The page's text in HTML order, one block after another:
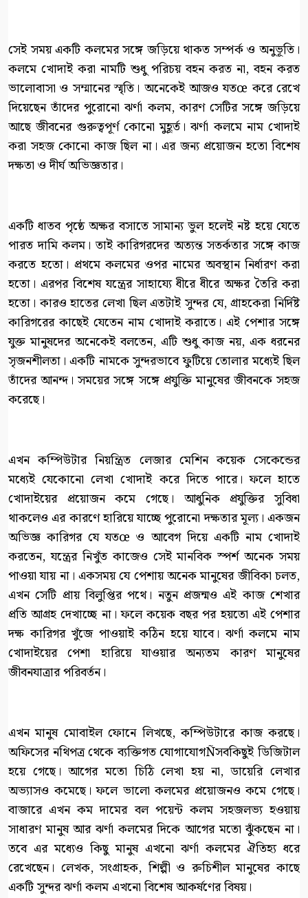
সেই সময় একটি কলমের সঙ্গে জড়িয়ে থাকত সম্পর্ক ও অনুভূতি।
কলমে খোদাই করা নামটি শুধু পরিচয় বহন করত না, বহন করত
ভালোবাসা ও সম্মানের স্মৃতি। অনেকেই আজও যতœ করে রেখে
দিয়েছেন তাঁদের পুরোনো ঝর্ণা কলম, কারণ সেটির সঙ্গে জড়িয়ে
আছে জীবনের গুরুত্বপূর্ণ কোনো মুহূর্ত। ঝর্ণা কলমে নাম খোদাই
করা সহজ কোনো কাজ ছিল না। এর জন্য প্রয়োজন হতো বিশেষ
দক্ষতা ও দীর্ঘ অভিজ্ঞতার।
একটি ধাতব পৃষ্ঠে অক্ষর বসাতে সামান্য ভুল হলেই নষ্ট হয়ে যেতে
পারত দামি কলম। তাই কারিগরদের অত্যন্ত সতর্কতার সঙ্গে কাজ
করতে হতো। প্রথমে কলমের ওপর নামের অবস্থান নির্ধারণ করা
হতো। এরপর বিশেষ যন্ত্রের সাহায্যে ধীরে ধীরে অক্ষর তৈরি করা
হতো। কারও হাতের লেখা ছিল এতটাই সুন্দর যে, গ্রাহকেরা নির্দিষ্ট
কারিগরের কাছেই যেতেন নাম খোদাই করাতে। এই পেশার সঙ্গে
যুক্ত মানুষদের অনেকেই বলতেন, এটি শুধু কাজ নয়, এক ধরনের
সৃজনশীলতা। একটি নামকে সুন্দরভাবে ফুটিয়ে তোলার মধ্যেই ছিল
তাঁদের আনন্দ। সময়ের সঙ্গে সঙ্গে প্রযুক্তি মানুষের জীবনকে সহজ
করেছে।
এখন কম্পিউটার নিয়ন্ত্রিত লেজার মেশিন কয়েক সেকেন্ডের
মধ্যেই যেকোনো লেখা খোদাই করে দিতে পারে। ফলে হাতে
খোদাইয়ের প্রয়োজন কমে গেছে। আধুনিক প্রযুক্তির সুবিধা
থাকলেও এর কারণে হারিয়ে যাচ্ছে পুরোনো দক্ষতার মূল্য। একজন
অভিজ্ঞ কারিগর যে যতœ ও আবেগ দিয়ে একটি নাম খোদাই
করতেন, যন্ত্রের নিখুঁত কাজেও সেই মানবিক স্পর্শ অনেক সময়
পাওয়া যায় না। একসময় যে পেশায় অনেক মানুষের জীবিকা চলত,
এখন সেটি প্রায় বিলুপ্তির পথে। নতুন প্রজন্মও এই কাজ শেখার
প্রতি আগ্রহ দেখাচ্ছে না। ফলে কয়েক বছর পর হয়তো এই পেশার
দক্ষ কারিগর খুঁজে পাওয়াই কঠিন হয়ে যাবে। ঝর্ণা কলমে নাম
খোদাইয়ের পেশা হারিয়ে যাওয়ার অন্যতম কারণ মানুষের
জীবনযাত্রার পরিবর্তন।
এখন মানুষ মোবাইল ফোনে লিখছে, কম্পিউটারে কাজ করছে।
অফিসের নথিপত্র থেকে ব্যক্তিগত যোগাযোগÑসবকিছুই ডিজিটাল
হয়ে গেছে। আগের মতো চিঠি লেখা হয় না, ডায়েরি লেখার
অভ্যাসও কমেছে। ফলে ভালো কলমের প্রয়োজনও কমে গেছে।
বাজারে এখন কম দামের বল পয়েন্ট কলম সহজলভ্য হওয়ায়
সাধারণ মানুষ আর ঝর্ণা কলমের দিকে আগের মতো ঝুঁকছেন না।
তবে এর মধ্যেও কিছু মানুষ এখনো ঝর্ণা কলমের ঐতিহ্য ধরে
রেখেছেন। লেখক, সংগ্রাহক, শিল্পী ও রুচিশীল মানুষের কাছে
একটি সুন্দর ঝর্ণা কলম এখনো বিশেষ আকর্ষণের বিষয়।